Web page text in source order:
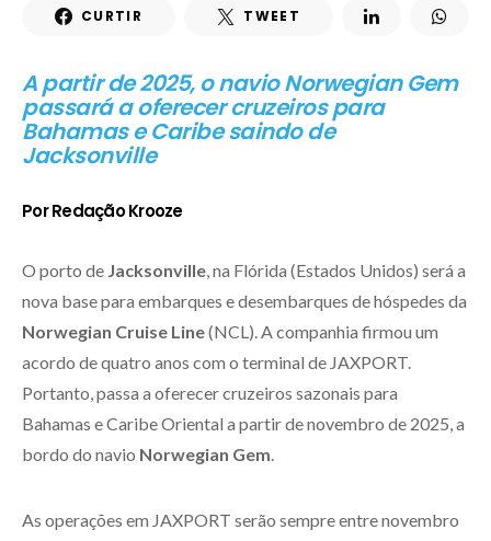
CURTIR TWEET
A partir de 2025, o navio Norwegian Gem
passará a oferecer cruzeiros para
Bahamas e Caribe saindo de
Jacksonville
Por Redação Krooze
O porto de Jacksonville , na Flórida (Estados Unidos) será a
nova base para embarques e desembarques de hóspedes da
Norwegian Cruise Line(NCL). A companhia firmou um
acordo de quatro anos com o terminal de JAXPORT.
Portanto, passa a oferecer cruzeiros sazonais para
Bahamas e Caribe Oriental a partir de novembro de 2025, a
bordo do navio Norwegian Gem
As operações em JAXPORT serão sempre entre novembro